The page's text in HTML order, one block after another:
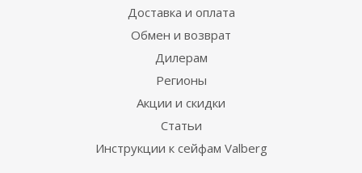
Доставка и оплата
Обмен и возврат
Дилерам
Регионы
Акции и скидки
Статьи
Инструкции к сейфам Valberg